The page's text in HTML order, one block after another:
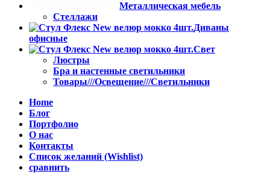
Металлическая мебель
Стеллажи
Диваны
офисные
Свет
Люстры
Бра и настенные светильники
Товары///Освещение///Светильники
Home
Блог
Портфолио
О нас
Контакты
Список желаний (Wishlist)
сравнить